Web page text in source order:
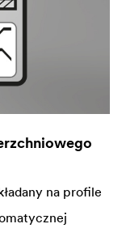
na profile